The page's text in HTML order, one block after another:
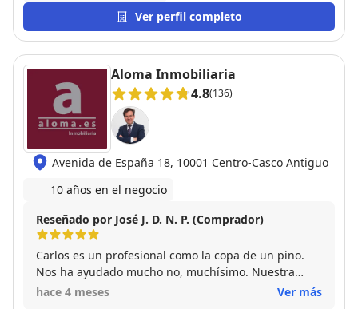
Ver perfil completo
Aloma Inmobiliaria
4.8(136)
Avenida de España 18, 10001 Centro-Casco Antiguo
10 años en el negocio
Reseñado por José J. D. N. P. (Comprador)
Carlos es un profesional como la copa de un pino.
Nos ha ayudado mucho no, muchísimo. Nuestra
experiencia con el ha sido la mejor que cabría
hace 4 meses Ver más